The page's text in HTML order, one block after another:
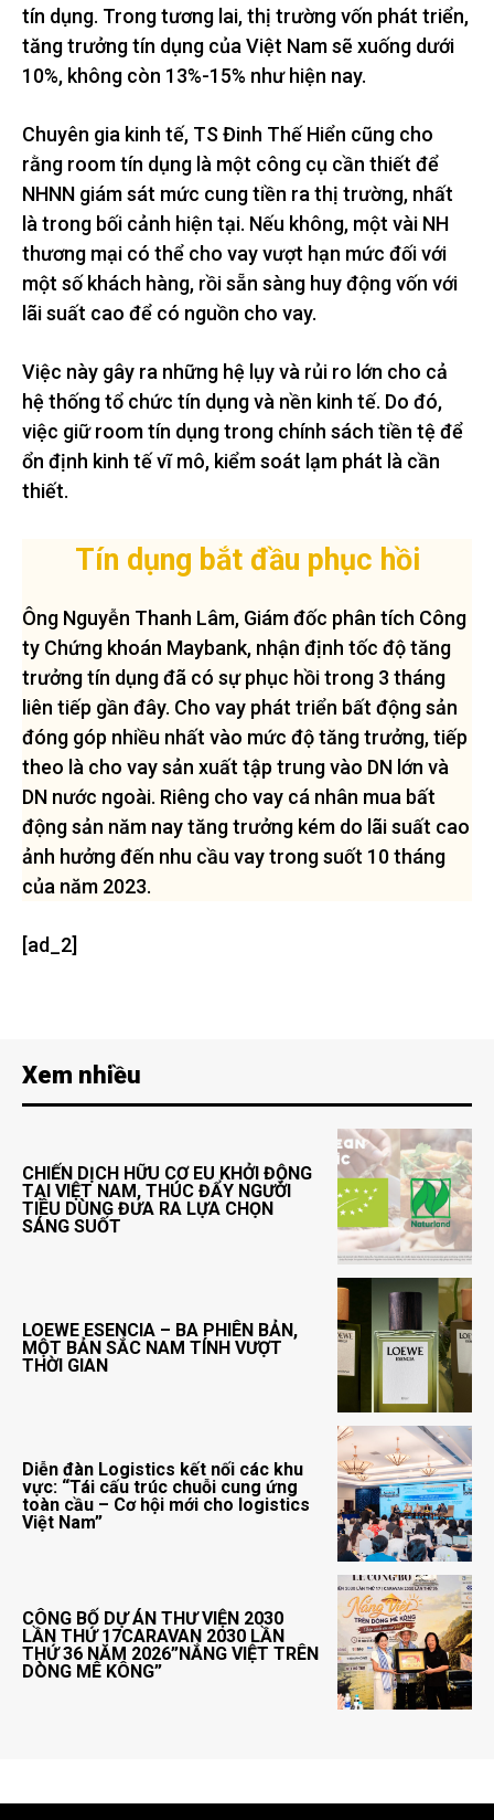
tín dụng. Trong tương lai, thị trường vốn phát triển,
tăng trưởng tín dụng của Việt Nam sẽ xuống dưới
10%, không còn 13%-15% như hiện nay.
Chuyên gia kinh tế, TS Đinh Thế Hiển cũng cho
rằng room tín dụng là một công cụ cần thiết để
NHNN giám sát mức cung tiền ra thị trường, nhất
là trong bối cảnh hiện tại. Nếu không, một vài NH
thương mại có thể cho vay vượt hạn mức đối với
một số khách hàng, rồi sẵn sàng huy động vốn với
lãi suất cao để có nguồn cho vay.
Việc này gây ra những hệ lụy và rủi ro lớn cho cả
hệ thống tổ chức tín dụng và nền kinh tế. Do đó,
việc giữ room tín dụng trong chính sách tiền tệ để
ổn định kinh tế vĩ mô, kiểm soát lạm phát là cần
thiết.
Tín dụng bắt đầu phục hồi
Ông Nguyễn Thanh Lâm, Giám đốc phân tích Công
ty Chứng khoán Maybank, nhận định tốc độ tăng
trưởng tín dụng đã có sự phục hồi trong 3 tháng
liên tiếp gần đây. Cho vay phát triển bất động sản
đóng góp nhiều nhất vào mức độ tăng trưởng, tiếp
theo là cho vay sản xuất tập trung vào DN lớn và
DN nước ngoài. Riêng cho vay cá nhân mua bất
động sản năm nay tăng trưởng kém do lãi suất cao
ảnh hưởng đến nhu cầu vay trong suốt 10 tháng
của năm 2023.
[ad_2]
Xem nhiều
CHIẾN DỊCH HỮU CƠ EU KHỞI ĐỘNG
TẠI VIỆT NAM, THÚC ĐẨY NGƯỜI
TIÊU DÙNG ĐƯA RA LỰA CHỌN
SÁNG SUỐT
LOEWE ESENCIA – BA PHIÊN BẢN,
MỘT BẢN SẮC NAM TÍNH VƯỢT
THỜI GIAN
Diễn đàn Logistics kết nối các khu
vực: “Tái cấu trúc chuỗi cung ứng
toàn cầu – Cơ hội mới cho logistics
Việt Nam”
CÔNG BỐ DỰ ÁN THƯ VIỆN 2030
LẦN THỨ 17CARAVAN 2030 LẦN
THỨ 36 NĂM 2026”NẮNG VIỆT TRÊN
DÒNG MÊ KÔNG”